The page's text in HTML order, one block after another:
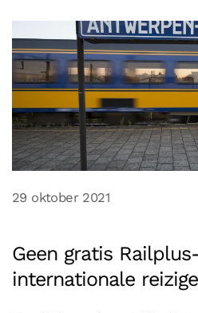
29 oktober 2021
Geen gratis
internationale